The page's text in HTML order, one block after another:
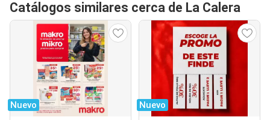
Catálogos similares cerca de La Calera
Nuevo Nuevo